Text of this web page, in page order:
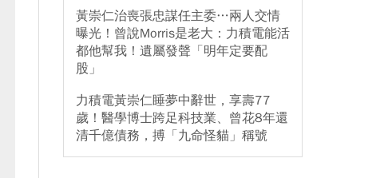
黃崇仁治喪張忠謀任主委…兩人交情
曝光！曾說Morris是老大：力積電能活
都他幫我！遺屬發聲「明年定要配
股」
力積電黃崇仁睡夢中辭世，享壽77
歲！醫學博士跨足科技業、曾花8年還
清千億債務，搏「九命怪貓」稱號